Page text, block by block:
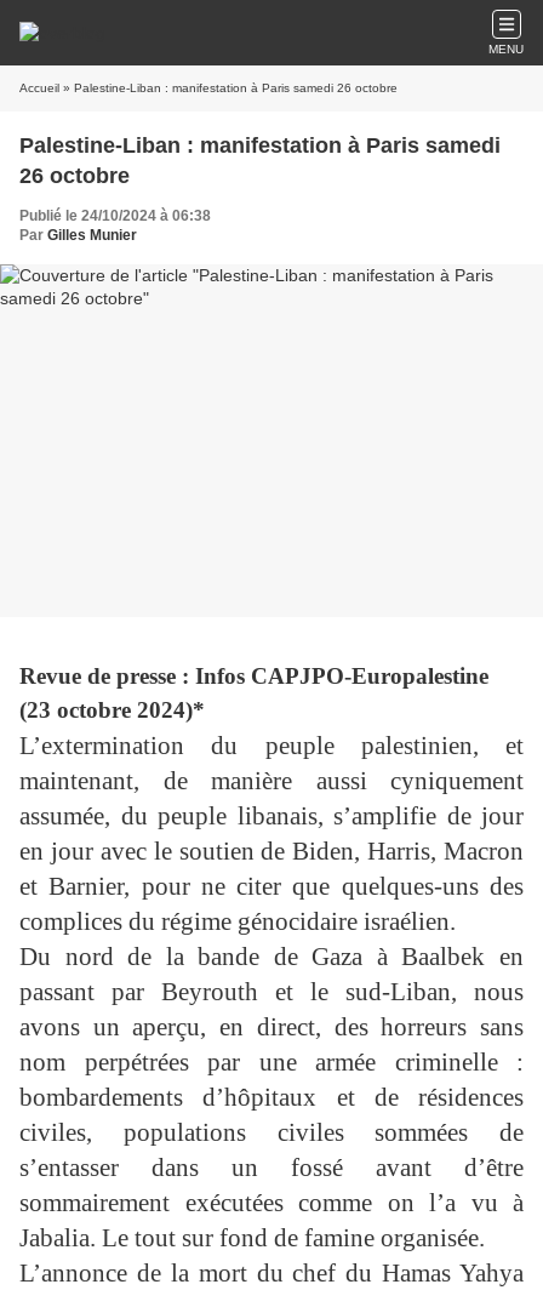
MENU
Accueil » Palestine-Liban : manifestation à Paris samedi 26 octobre
Palestine-Liban : manifestation à Paris samedi
26 octobre
Publié le 24/10/2024 à 06:38
Par Gilles Munier
Revue de presse : Infos CAPJPO-Europalestine
(23 octobre 2024)*
L’extermination du peuple palestinien, et
maintenant, de manière aussi cyniquement
assumée, du peuple libanais, s’amplifie de jour
en jour avec le soutien de Biden, Harris, Macron
et Barnier, pour ne citer que quelques-uns des
complices du régime génocidaire israélien.
Du nord de la bande de Gaza à Baalbek en
passant par Beyrouth et le sud-Liban, nous
avons un aperçu, en direct, des horreurs sans
nom perpétrées par une armée criminelle :
bombardements d’hôpitaux et de résidences
civiles, populations civiles sommées de
s’entasser dans un fossé avant d’être
sommairement exécutées comme on l’a vu à
Jabalia. Le tout sur fond de famine organisée.
L’annonce de la mort du chef du Hamas Yahya